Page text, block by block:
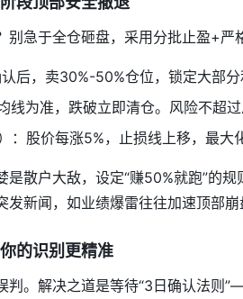
别急于全仓砸盘，采用分批止盈+严
后，卖30%-50%仓位，锁定大部分
线为准，跌破立即清仓。风险不超过
股价每涨5%，止损线上移，最大
是散户大敌，设定“赚50%就跑”的
新闻，如业绩爆雷往往加速顶部崩
的识别更精准
判。解决之道是等待“3日确认法则